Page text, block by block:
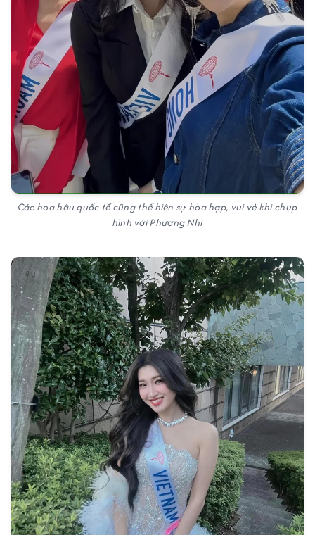
Các hoa hậu quốc tế cũng thể hiện sự hòa hợp, vui vẻ khi chụp
hình với Phương Nhi